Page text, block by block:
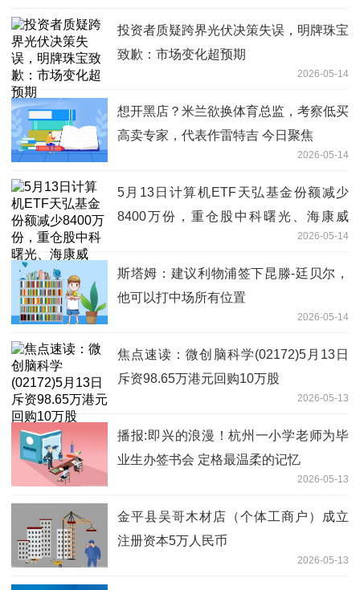
投资者质疑跨界光伏决策失误，明牌珠宝
致歉：市场变化超预期
2026-05-14
想开黑店？米兰欲换体育总监，考察低买
高卖专家，代表作雷特吉 今日聚焦
2026-05-14
5月13日计算机ETF天弘基金份额减少
8400万份，重仓股中科曙光、海康威
2026-05-14
斯塔姆：建议利物浦签下昆滕-廷贝尔，
他可以打中场所有位置
2026-05-14
焦点速读：微创脑科学(02172)5月13日
斥资98.65万港元回购10万股
2026-05-13
播报:即兴的浪漫！杭州一小学老师为毕
业生办签书会 定格最温柔的记忆
2026-05-13
金平县吴哥木材店（个体工商户）成立
注册资本5万人民币
2026-05-13